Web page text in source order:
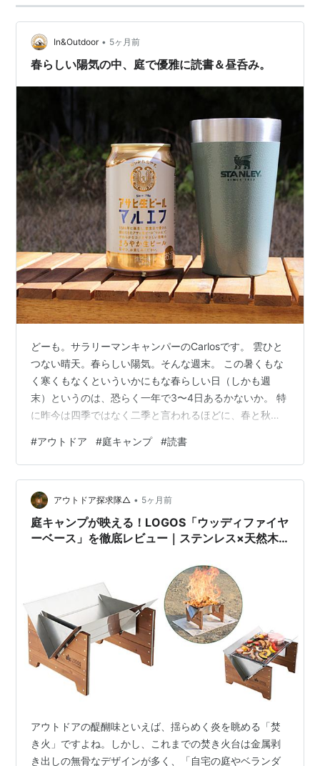
In&Outdoor • 5ヶ月前
春らしい陽気の中、庭で優雅に読書＆昼呑み。
どーも。サラリーマンキャンパーのCarlosです。 雲ひと
つない晴天。春らしい陽気。そんな週末。 この暑くもな
く寒くもなくといういかにもな春らしい日（しかも週
末）というのは、恐らく一年で3〜4日あるかないか。 特
に昨今は四季ではなく二季と言われるほどに、春と秋が
ルが飲みたいな」と思ったのです。 そうだ。うちには庭
がある こんな本を読みました。 『リフォームの爆発』
『世界の富裕層は日本で何を食べているのか』 『一生使
える！ダッチオーブンレシピ』 まとめ そうだ。うちには
庭がある さっと車に乗ってソロキャンプでもすれば良い
のですが、ガソリンがバ…
#アウトドア #庭キャンプ #読書
アウトドア探求隊△ • 5ヶ月前
庭キャンプが映える！LOGOS「ウッディファイヤ
ーベース」を徹底レビュー｜ステンレス×天然木
アウトドアの醍醐味といえば、揺らめく炎を眺める「焚
き火」ですよね。しかし、これまでの焚き火台は金属剥
き出しの無骨なデザインが多く、「自宅の庭やベランダ